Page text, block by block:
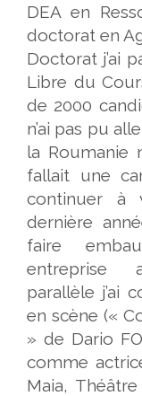
DEA en
doctorat en
Doctorat j’ai
Libre du
de 2000
n’ai pas pu
la Roumanie
fallait une
continuer à
dernière
faire
entreprise
parallèle j’ai
en scène («
» de Dario
comme
Maia, Théâtre